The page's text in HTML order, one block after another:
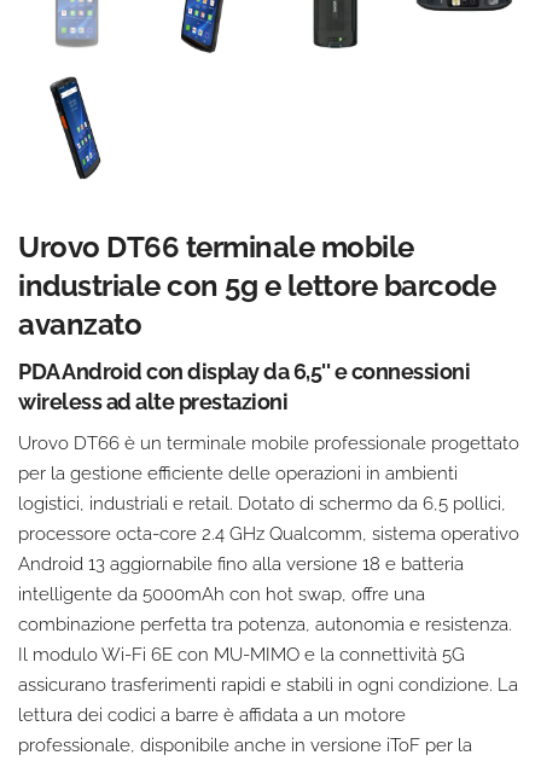
Urovo DT66 terminale mobile
industriale con 5g e lettore barcode
avanzato
PDA Android con display da 6,5'' e connessioni
wireless ad alte prestazioni
Urovo DT66 è un terminale mobile professionale progettato
per la gestione efficiente delle operazioni in ambienti
logistici, industriali e retail. Dotato di schermo da 6,5 pollici,
processore octa-core 2.4 GHz Qualcomm, sistema operativo
Android 13 aggiornabile fino alla versione 18 e batteria
intelligente da 5000mAh con hot swap, offre una
combinazione perfetta tra potenza, autonomia e resistenza.
Il modulo Wi-Fi 6E con MU-MIMO e la connettività 5G
assicurano trasferimenti rapidi e stabili in ogni condizione. La
lettura dei codici a barre è affidata a un motore
professionale, disponibile anche in versione iToF per la